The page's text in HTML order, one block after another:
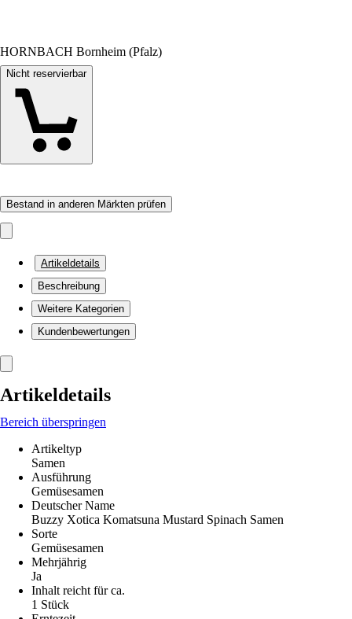
HORNBACH Bornheim (Pfalz)
Nicht reservierbar
Bestand in anderen Märkten prüfen
Artikeldetails
Beschreibung
Weitere Kategorien
Kundenbewertungen
Artikeldetails
Bereich überspringen
Artikeltyp
Samen
Ausführung
Gemüsesamen
Deutscher Name
Buzzy Xotica Komatsuna Mustard Spinach Samen
Sorte
Gemüsesamen
Mehrjährig
Ja
Inhalt reicht für ca.
1 Stück